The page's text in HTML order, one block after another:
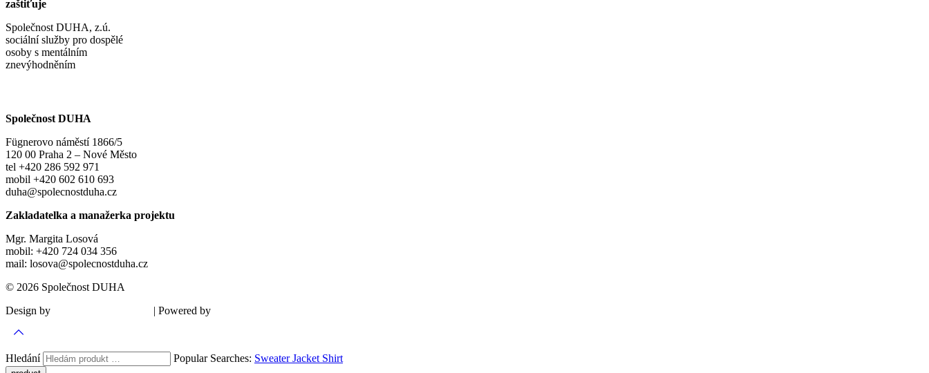
zaštiťuje
Společnost DUHA, z.ú.
sociální služby pro dospělé
osoby s mentálním
znevýhodněním
Společnost DUHA
Fügnerovo náměstí 1866/5
120 00 Praha 2 – Nové Město
tel +420 286 592 971
mobil +420 602 610 693
duha@spolecnostduha.cz
Zakladatelka a manažerka projektu
Mgr. Margita Losová
mobil: +420 724 034 356
mail: losova@spolecnostduha.cz
© 2026 Společnost DUHA
Design by
| Powered by
Hledání Popular Searches: SweaterJacket Shirt